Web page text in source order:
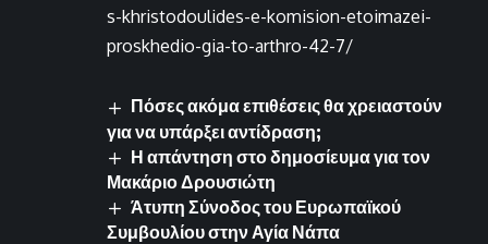
s-khristodoulides-e-komision-etoimazei-
proskhedio-gia-to-arthro-42-7/
Πόσες ακόμα επιθέσεις θα χρειαστούν
για να υπάρξει αντίδραση;
Η απάντηση στο δημοσίευμα για τον
Μακάριο Δρουσιώτη
Άτυπη Σύνοδος του Ευρωπαϊκού
Συμβουλίου στην Αγία Νάπα